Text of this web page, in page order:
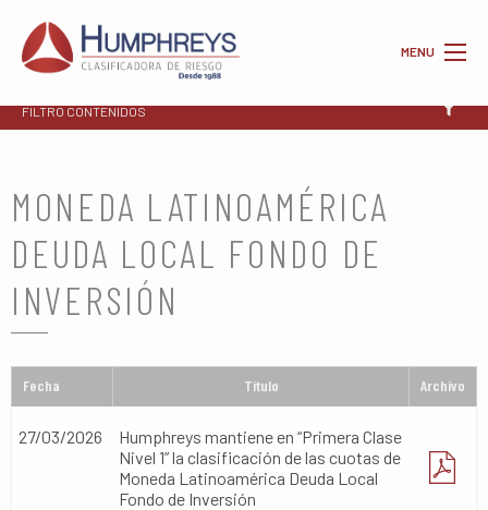
MENU
FILTRO CONTENIDOS
MONEDA LATINOAMÉRICA
DEUDA LOCAL FONDO DE
INVERSIÓN
Fecha Titulo Archivo
27/03/2026
Humphreys mantiene en “Primera Clase
Nivel 1” la clasificación de las cuotas de
Moneda Latinoamérica Deuda Local
Fondo de Inversión